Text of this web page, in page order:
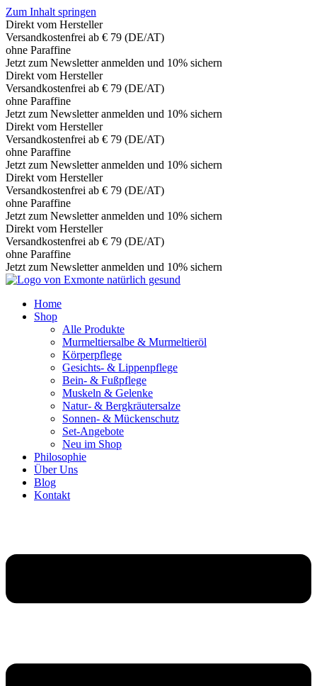
Zum Inhalt springen
Direkt vom Hersteller
Versandkostenfrei ab € 79 (DE/AT)
ohne Paraffine
Jetzt zum Newsletter anmelden und 10% sichern
Direkt vom Hersteller
Versandkostenfrei ab € 79 (DE/AT)
ohne Paraffine
Jetzt zum Newsletter anmelden und 10% sichern
Direkt vom Hersteller
Versandkostenfrei ab € 79 (DE/AT)
ohne Paraffine
Jetzt zum Newsletter anmelden und 10% sichern
Direkt vom Hersteller
Versandkostenfrei ab € 79 (DE/AT)
ohne Paraffine
Jetzt zum Newsletter anmelden und 10% sichern
Direkt vom Hersteller
Versandkostenfrei ab € 79 (DE/AT)
ohne Paraffine
Jetzt zum Newsletter anmelden und 10% sichern
Home
Shop
Alle Produkte
Murmeltiersalbe & Murmeltieröl
Körperpflege
Gesichts- & Lippenpflege
Bein- & Fußpflege
Muskeln & Gelenke
Natur- & Bergkräutersalze
Sonnen- & Mückenschutz
Set-Angebote
Neu im Shop
Philosophie
Über Uns
Blog
Kontakt